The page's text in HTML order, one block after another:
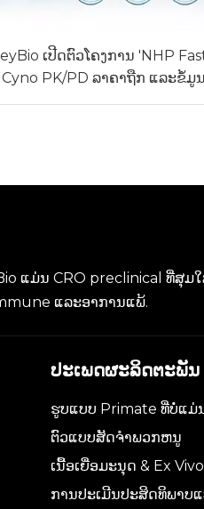
ເປີດຕົວໂຄງການ 'NHP
Cyno PK/PD ລາຄາຖືກ ແລະຂໍ້ມູ
ທ່າມກາງລາຄາ NHP ທີ່ເພີ່
ແມ່ນ CRO preclinical ທີ່ສຸມ
ແລະອາການແພ້.
ປະເພດຜະລິດຕະພັນ
ຮູບແບບ Primate ທີ່ບໍ່ແມ່
ຕົວແບບສັດຈໍາພວກຫນູ
ເນື້ອເຍື່ອມະນຸດ & Ex
ການປະເມີນປະສິດທິພາບ